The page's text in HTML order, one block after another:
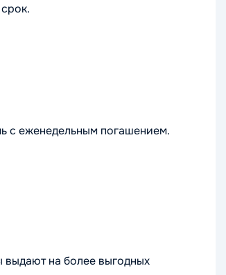
с еженедельным погашением.
выдают на более выгодных